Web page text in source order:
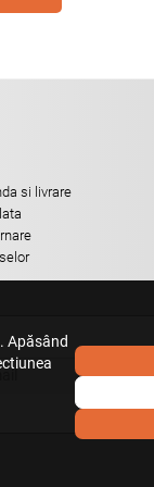
si livrare
Apăsând